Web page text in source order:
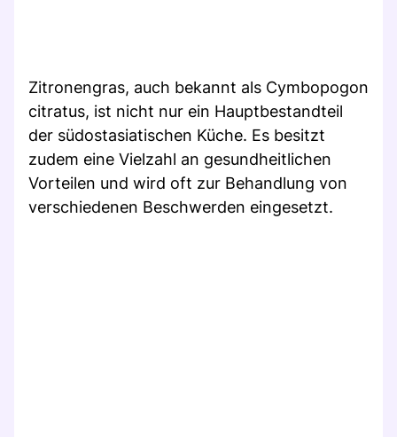
Zitronengras, auch bekannt als Cymbopogon
citratus, ist nicht nur ein Hauptbestandteil
der südostasiatischen Küche. Es besitzt
zudem eine Vielzahl an gesundheitlichen
Vorteilen und wird oft zur Behandlung von
verschiedenen Beschwerden eingesetzt.